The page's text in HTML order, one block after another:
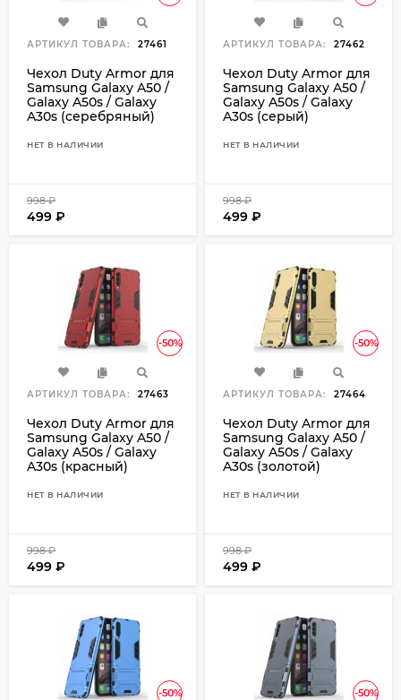
АРТИКУЛ ТОВАРА: 27461
Чехол Duty Armor для
Samsung Galaxy A50 /
Galaxy A50s / Galaxy
A30s (серебряный)
НЕТ В НАЛИЧИИ
998₽
499 ₽
АРТИКУЛ ТОВАРА: 27462
Чехол Duty Armor для
Samsung Galaxy A50 /
Galaxy A50s / Galaxy
A30s (серый)
НЕТ В НАЛИЧИИ
998₽
499 ₽
-50%
АРТИКУЛ ТОВАРА: 27463
Чехол Duty Armor для
Samsung Galaxy A50 /
Galaxy A50s / Galaxy
A30s (красный)
НЕТ В НАЛИЧИИ
998₽
499 ₽
-50%
АРТИКУЛ ТОВАРА: 27464
Чехол Duty Armor для
Samsung Galaxy A50 /
Galaxy A50s / Galaxy
A30s (золотой)
НЕТ В НАЛИЧИИ
998₽
499 ₽
-50% -50%